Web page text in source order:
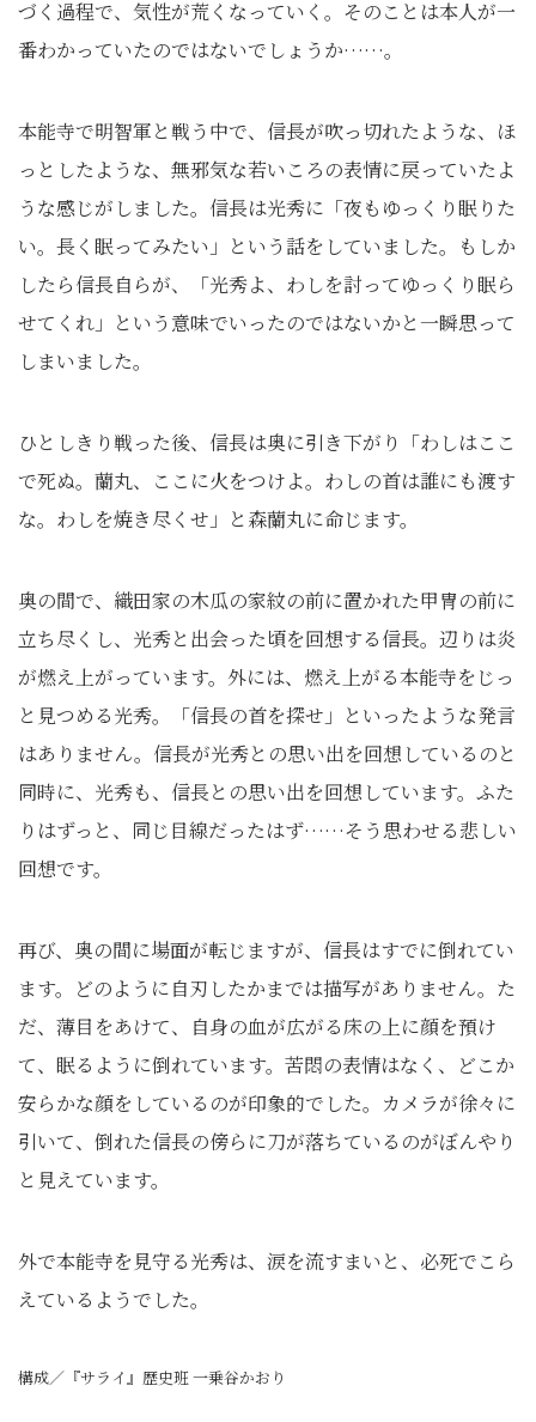
づく過程で、気性が荒くなっていく。そのことは本人が一
番わかっていたのではないでしょうか……。
本能寺で明智軍と戦う中で、信長が吹っ切れたような、ほ
っとしたような、無邪気な若いころの表情に戻っていたよ
うな感じがしました。信長は光秀に「夜もゆっくり眠りた
い。長く眠ってみたい」という話をしていました。もしか
したら信長自らが、「光秀よ、わしを討ってゆっくり眠ら
せてくれ」という意味でいったのではないかと一瞬思って
しまいました。
ひとしきり戦った後、信長は奥に引き下がり「わしはここ
で死ぬ。蘭丸、ここに火をつけよ。わしの首は誰にも渡す
な。わしを焼き尽くせ」と森蘭丸に命じます。
奥の間で、織田家の木瓜の家紋の前に置かれた甲冑の前に
立ち尽くし、光秀と出会った頃を回想する信長。辺りは炎
が燃え上がっています。外には、燃え上がる本能寺をじっ
と見つめる光秀。「信長の首を探せ」といったような発言
はありません。信長が光秀との思い出を回想しているのと
同時に、光秀も、信長との思い出を回想しています。ふた
りはずっと、同じ目線だったはず……そう思わせる悲しい
回想です。
再び、奥の間に場面が転じますが、信長はすでに倒れてい
ます。どのように自刃したかまでは描写がありません。た
だ、薄目をあけて、自身の血が広がる床の上に顔を預け
て、眠るように倒れています。苦悶の表情はなく、どこか
安らかな顔をしているのが印象的でした。カメラが徐々に
引いて、倒れた信長の傍らに刀が落ちているのがぼんやり
と見えています。
外で本能寺を見守る光秀は、涙を流すまいと、必死でこら
えているようでした。
構成／『サライ』歴史班 一乗谷かおり